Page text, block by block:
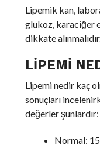
Lipemik kan,
glukoz, karaciğer
dikkate
LIPEMI
Lipemi nedir kaç
sonuçları
değerler şunlardır:
Normal: